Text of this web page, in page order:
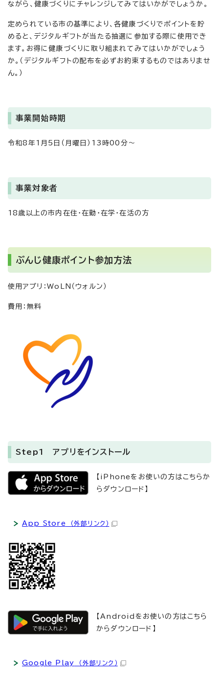
ながら、健康づくりにチャレンジしてみてはいかがでしょうか。
定められている市の基準により、各健康づくりでポイントを貯
めると、デジタルギフトが当たる抽選に参加する際に使用でき
ます。お得に健康づくりに取り組まれてみてはいかがでしょう
か。（デジタルギフトの配布を必ずお約束するものではありませ
ん。）
事業開始時期
令和8年1月5日（月曜日）13時00分～
事業対象者
18歳以上の市内在住・在勤・在学・在活の方
ぶんじ健康ポイント参加方法
使用アプリ：WoLN（ウォルン）
費用：無料
Step1 アプリをインストール
【iPhoneをお使いの方はこちらか
らダウンロード】
App Store （外部リンク）
【Androidをお使いの方はこちら
からダウンロード】
Google Play （外部リンク）